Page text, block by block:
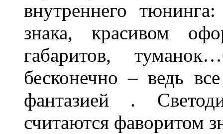
внутреннего
знака, красивом
габаритов,
бесконечно – ведь
фантазией .
считаются фаворитом